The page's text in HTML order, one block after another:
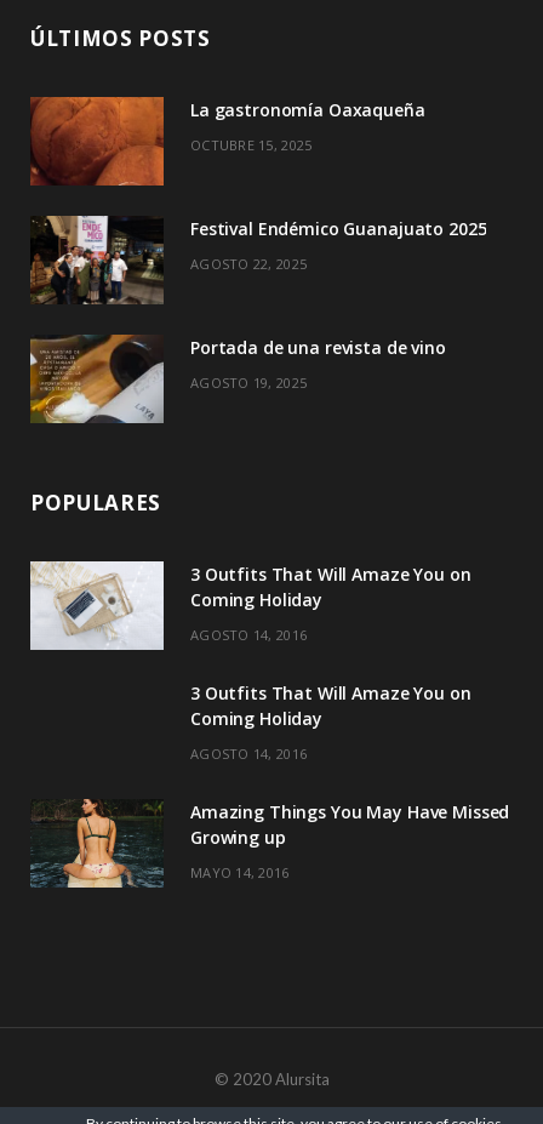
o
k e a
ÚLTIMOS POSTS
La gastronomía Oaxaqueña
OCTUBRE 15, 2025
Festival Endémico Guanajuato 2025
AGOSTO 22, 2025
Portada de una revista de vino
AGOSTO 19, 2025
POPULARES
3 Outfits That Will Amaze You on
Coming Holiday
AGOSTO 14, 2016
3 Outfits That Will Amaze You on
Coming Holiday
AGOSTO 14, 2016
Amazing Things You May Have Missed
Growing up
MAYO 14, 2016
© 2020 Alursita
IR ARRIBA